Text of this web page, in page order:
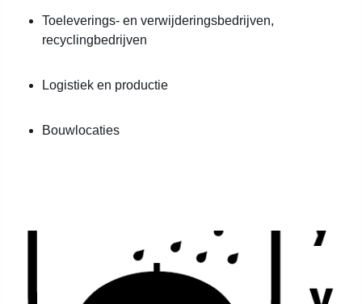
Toeleverings- en verwijderingsbedrijven,
recyclingbedrijven
Logistiek en productie
Bouwlocaties